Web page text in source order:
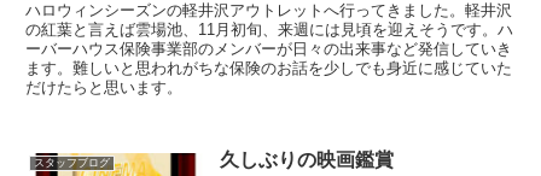
ハロウィンシーズンの軽井沢アウトレットへ行ってきました。軽井沢
の紅葉と言えば雲場池、11月初旬、来週には見頃を迎えそうです。ハ
ーバーハウス保険事業部のメンバーが日々の出来事など発信していき
ます。難しいと思われがちな保険のお話を少しでも身近に感じていた
だけたらと思います。
スタッフブログ 久しぶりの映画鑑賞